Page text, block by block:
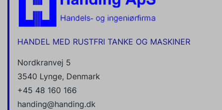
HANDEL MED RUSTFRI TANKE OG MASKINER
Nordkranvej 5
3540 Lynge, Denmark
+45 48 160 166
handing@handing.dk